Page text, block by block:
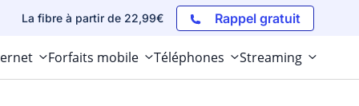
La fibre à partir de 22,99€ Rappel gratuit
Forfaits mobile Téléphones Streaming